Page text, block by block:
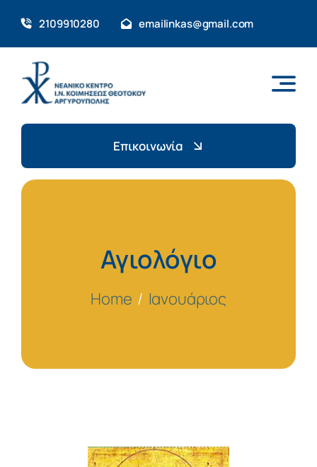
content
2109910280 emailinkas@gmail.com
Επικοινωνία
Αγιολόγιο
Home Ιανουάριος